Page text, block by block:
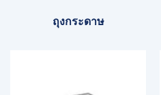
ถุงกระดาษ